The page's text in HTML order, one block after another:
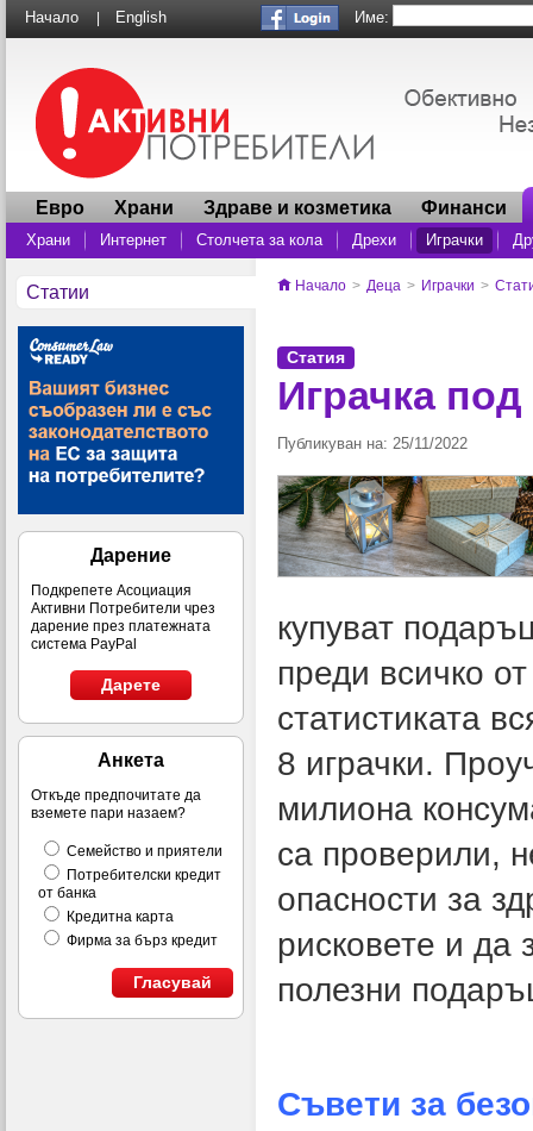
Начало English Име:
Евро Храни Здраве и козметика Финанси
Храни Интернет Столчета за кола Дрехи Играчки
Статии
Дарение
Подкрепете Асоциация
Активни Потребители чрез
дарение през платежната
система PayPal
Дарете
Анкета
Откъде предпочитате да
вземете пари назаем?
Семейство и приятели
Потребителски кредит
от банка
Кредитна карта
Фирма за бърз кредит
Гласувай
Начало > Деца > Играчки >
Статия
Играчка под
Публикуван на: 25/11/2022
купуват
преди всичко
статистиката
8 играчки.
милиона
са проверили,
опасности за
рисковете и да
полезни
Съвети за